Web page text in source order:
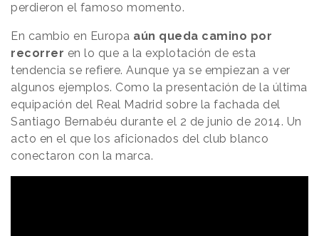
perdieron el famoso momento.
En cambio en Europa aún queda camino por
recorrer en lo que a la explotación de esta
tendencia se refiere. Aunque ya se empiezan a ver
algunos ejemplos. Como la presentación de la última
equipación del Real Madrid sobre la fachada del
Santiago Bernabéu durante el 2 de junio de 2014. Un
acto en el que los aficionados del club blanco
conectaron con la marca.